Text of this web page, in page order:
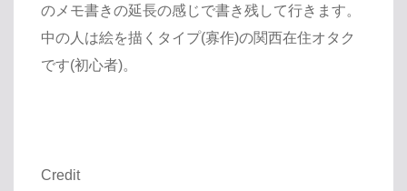
のメモ書きの延長の感じで書き残して行きます。
中の人は絵を描くタイプ(寡作)の関西在住オタク
です(初心者)。
Credit